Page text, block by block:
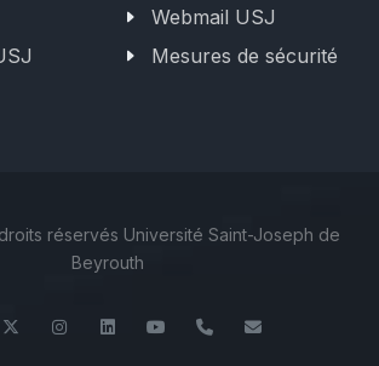
Webmail USJ
Mesures de sécurité
réservés Université Saint-Joseph de
Beyrouth
Twitter InstagramLinkedInYouTube+961 (1) 421 586